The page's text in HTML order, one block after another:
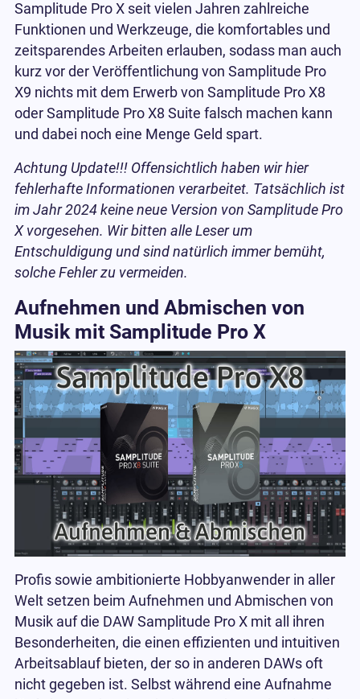
Samplitude Pro X seit vielen Jahren zahlreiche
Funktionen und Werkzeuge, die komfortables und
zeitsparendes Arbeiten erlauben, sodass man auch
kurz vor der Veröffentlichung von Samplitude Pro
X9 nichts mit dem Erwerb von Samplitude Pro X8
oder Samplitude Pro X8 Suite falsch machen kann
und dabei noch eine Menge Geld spart.
Achtung Update!!! Offensichtlich haben wir hier
fehlerhafte Informationen verarbeitet. Tatsächlich ist
im Jahr 2024 keine neue Version von Samplitude Pro
X vorgesehen. Wir bitten alle Leser um
Entschuldigung und sind natürlich immer bemüht,
solche Fehler zu vermeiden.
Aufnehmen und Abmischen von
Musik mit Samplitude Pro X
Profis sowie ambitionierte Hobbyanwender in aller
Welt setzen beim Aufnehmen und Abmischen von
Musik auf die DAW Samplitude Pro X mit all ihren
Besonderheiten, die einen effizienten und intuitiven
Arbeitsablauf bieten, der so in anderen DAWs oft
nicht gegeben ist. Selbst während eine Aufnahme